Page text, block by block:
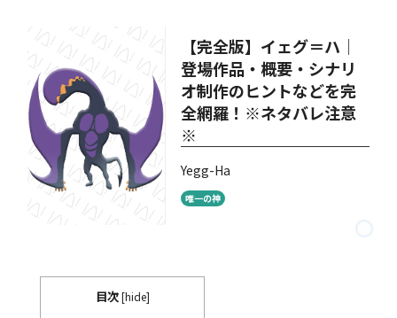
【完全版】イェグ＝ハ│
登場作品・概要・シナリ
オ制作のヒントなどを完
全網羅！※ネタバレ注意
※
Yegg-Ha
唯一の神
目次 [hide]